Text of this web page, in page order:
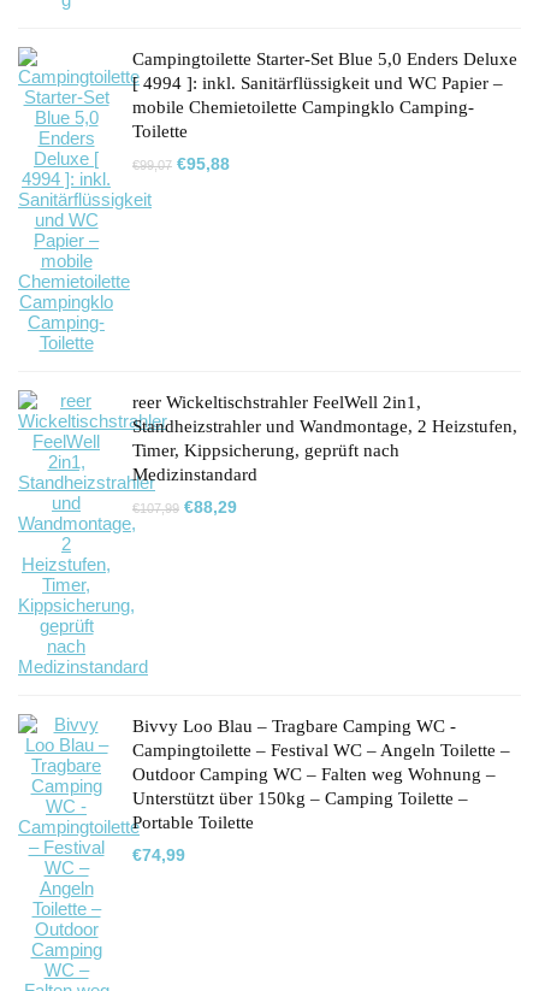
Campingtoilette Starter-Set Blue 5,0 Enders Deluxe
[ 4994 ]: inkl. Sanitärflüssigkeit und WC Papier –
mobile Chemietoilette Campingklo Camping-
Toilette
€99,07 Ursprünglicher
€95,88Aktueller
reer Wickeltischstrahler FeelWell 2in1,
Standheizstrahler und Wandmontage, 2 Heizstufen,
Timer, Kippsicherung, geprüft nach
Medizinstandard
€107,99 Ursprünglicher
€88,29Aktueller
Bivvy Loo Blau – Tragbare Camping WC -
Campingtoilette – Festival WC – Angeln Toilette –
Outdoor Camping WC – Falten weg Wohnung –
Unterstützt über 150kg – Camping Toilette –
Portable Toilette
€74,99